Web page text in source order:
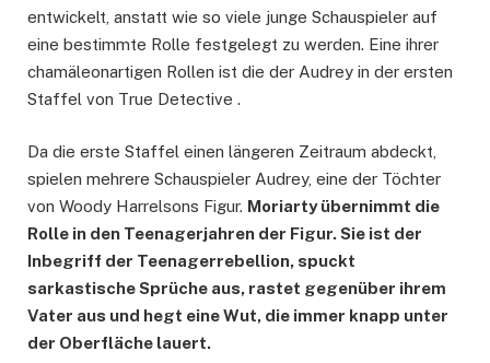
entwickelt, anstatt wie so viele junge Schauspieler auf
eine bestimmte Rolle festgelegt zu werden. Eine ihrer
chamäleonartigen Rollen ist die der Audrey in der ersten
Staffel von True Detective .
Da die erste Staffel einen längeren Zeitraum abdeckt,
spielen mehrere Schauspieler Audrey, eine der Töchter
von Woody Harrelsons Figur. Moriarty übernimmt die
Rolle in den Teenagerjahren der Figur. Sie ist der
Inbegriff der Teenagerrebellion, spuckt
sarkastische Sprüche aus, rastet gegenüber ihrem
Vater aus und hegt eine Wut, die immer knapp unter
der Oberfläche lauert.